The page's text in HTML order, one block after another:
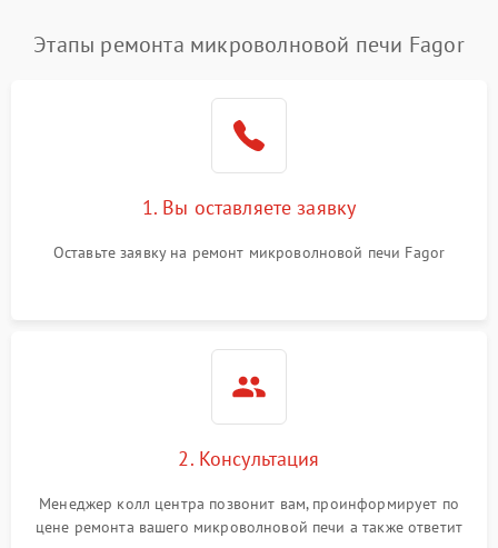
Подробнее →
2200 ₽
Не работают сенсорные
1000 ₽
Этапы ремонта микроволновой печи Fagor
1. Вы оставляете заявку
Оставьте заявку на ремонт микроволновой печи Fagor
2. Консультация
Менеджер колл центра позвонит вам, проинформирует по
цене ремонта вашего микроволновой печи а также ответит